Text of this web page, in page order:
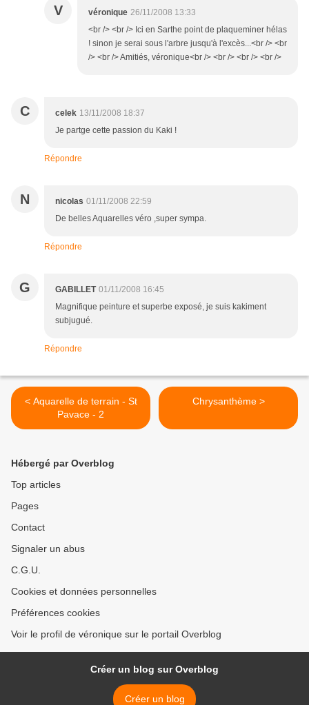
V véronique 26/11/2008 13:33
<br /> <br /> Ici en Sarthe point de plaqueminer hélas
! sinon je serai sous l'arbre jusqu'à l'excès...<br /> <br
/> <br /> Amitiés, véronique<br /> <br /> <br /> <br />
C celek 13/11/2008 18:37
Je partge cette passion du Kaki !
Répondre
N nicolas 01/11/2008 22:59
De belles Aquarelles véro ,super sympa.
Répondre
G GABILLET 01/11/2008 16:45
Magnifique peinture et superbe exposé, je suis kakiment
subjugué.
Répondre
< Aquarelle de terrain - St
Pavace - 2
Chrysanthème >
Hébergé par Overblog
Top articles
Pages
Contact
Signaler un abus
C.G.U.
Cookies et données personnelles
Préférences cookies
Voir le profil de véronique sur le portail Overblog
Créer un blog sur Overblog
Créer un blog